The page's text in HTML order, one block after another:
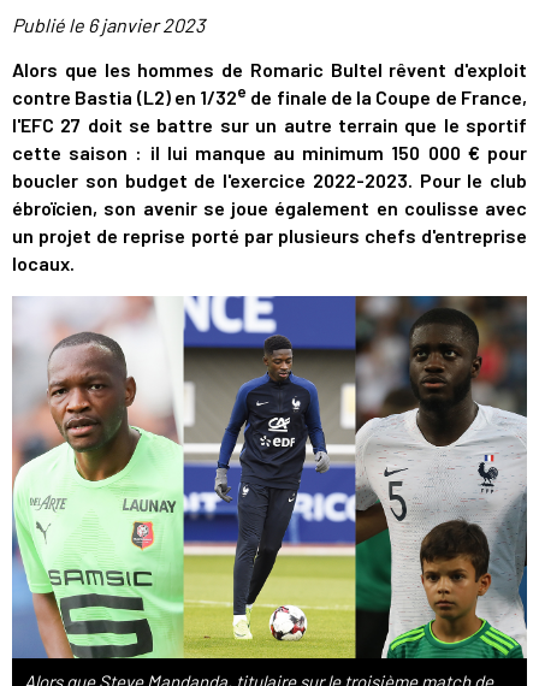
Publié le 6 janvier 2023
Alors que les hommes de Romaric Bultel rêvent d'exploit
contre Bastia (L2) en 1/32e de finale de la Coupe de France,
l'EFC 27 doit se battre sur un autre terrain que le sportif
cette saison : il lui manque au minimum 150 000 € pour
boucler son budget de l'exercice 2022-2023. Pour le club
ébroïcien, son avenir se joue également en coulisse avec
un projet de reprise porté par plusieurs chefs d'entreprise
locaux.
Alors que Steve Mandanda, titulaire sur le troisième match de